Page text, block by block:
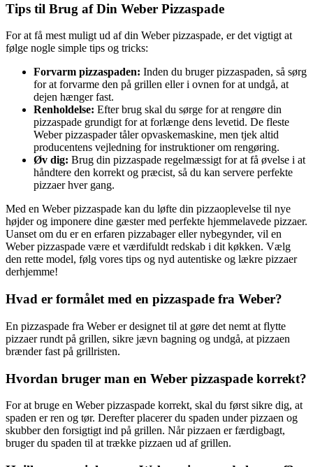
Tips til Brug af Din Weber Pizzaspade
For at få mest muligt ud af din Weber pizzaspade, er det vigtigt at
følge nogle simple tips og tricks:
Forvarm pizzaspaden: Inden du bruger pizzaspaden, så sørg
for at forvarme den på grillen eller i ovnen for at undgå, at
dejen hænger fast.
Renholdelse: Efter brug skal du sørge for at rengøre din
pizzaspade grundigt for at forlænge dens levetid. De fleste
Weber pizzaspader tåler opvaskemaskine, men tjek altid
producentens vejledning for instruktioner om rengøring.
Øv dig: Brug din pizzaspade regelmæssigt for at få øvelse i at
håndtere den korrekt og præcist, så du kan servere perfekte
pizzaer hver gang.
Med en Weber pizzaspade kan du løfte din pizzaoplevelse til nye
højder og imponere dine gæster med perfekte hjemmelavede pizzaer.
Uanset om du er en erfaren pizzabager eller nybegynder, vil en
Weber pizzaspade være et værdifuldt redskab i dit køkken. Vælg
den rette model, følg vores tips og nyd autentiske og lækre pizzaer
derhjemme!
Hvad er formålet med en pizzaspade fra Weber?
En pizzaspade fra Weber er designet til at gøre det nemt at flytte
pizzaer rundt på grillen, sikre jævn bagning og undgå, at pizzaen
brænder fast på grillristen.
Hvordan bruger man en Weber pizzaspade korrekt?
For at bruge en Weber pizzaspade korrekt, skal du først sikre dig, at
spaden er ren og tør. Derefter placerer du spaden under pizzaen og
skubber den forsigtigt ind på grillen. Når pizzaen er færdigbagt,
bruger du spaden til at trække pizzaen ud af grillen.